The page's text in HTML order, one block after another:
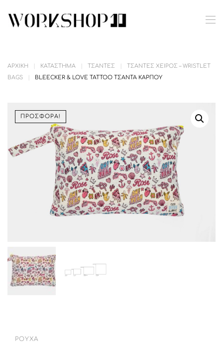
Skip to main content
ΑΡΧΙΚΉ ΚΑΤΆΣΤΗΜΑ ΤΣΆΝΤΕΣ
ΤΣΆΝΤΕΣ ΧΕΙΡΌΣ – WRISTLET
BAGS
BLEECKER & LOVE TATTOO ΤΣΑΝΤΑ ΚΑΡΠΟΎ
ΠΡΟΣΦΟΡΆ!
ΡΟΎΧΑ